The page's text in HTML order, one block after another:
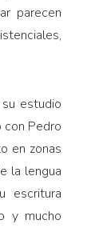
parecen
estudio
Pedro
en zonas
la lengua
escritura
y mucho